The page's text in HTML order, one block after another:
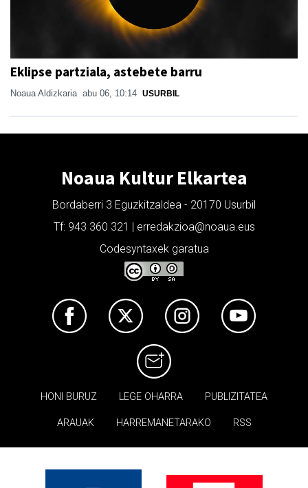
Eklipse partziala, astebete barru
Noaua Aldizkaria abu 06, 10:14 USURBIL
Noaua Kultur Elkartea
Bordaberri 3 Eguzkitzaldea - 20170 Usurbil
Tf: 943 360 321 | erredakzioa@noaua.eus
Codesyntaxek garatua
HONI BURUZ LEGE OHARRA PUBLIZITATEA
ARAUAK HARREMANETARAKO RSS